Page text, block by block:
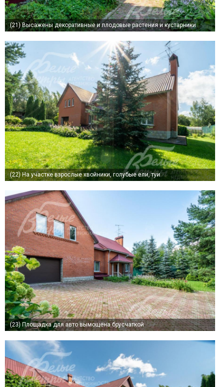
(21)Высажены декоративные и плодовые растения и кустарники
(22)На участке взрослые хвойники, голубые ели, туи
(23) Площадка для авто вымощена брусчаткой